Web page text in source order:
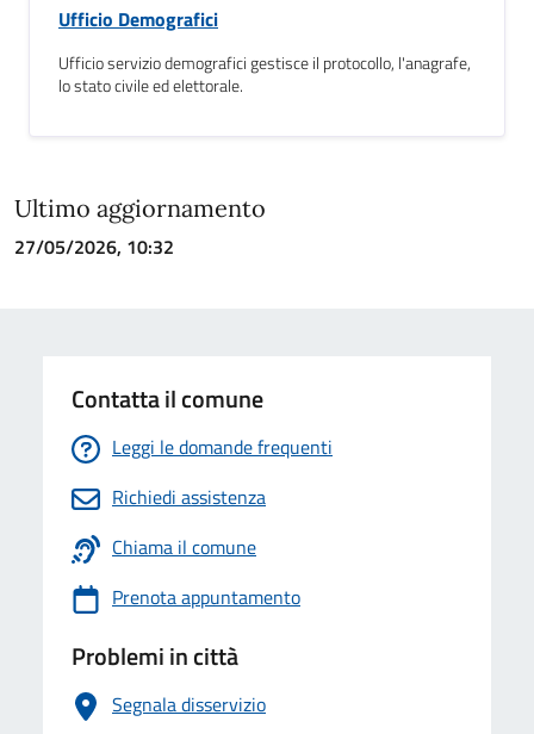
Ufficio Demografici
Ufficio servizio demografici gestisce il protocollo, l'anagrafe,
lo stato civile ed elettorale.
Ultimo aggiornamento
27/05/2026, 10:32
Contatta il comune
Leggi le domande frequenti
Richiedi assistenza
Chiama il comune
Prenota appuntamento
Problemi in città
Segnala disservizio